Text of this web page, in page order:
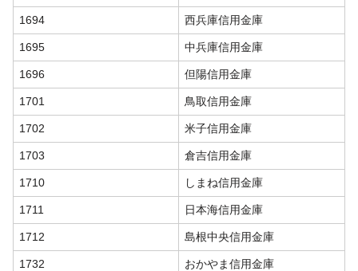
1694 西兵庫信用金庫
1695 中兵庫信用金庫
1696 但陽信用金庫
1701 鳥取信用金庫
1702 米子信用金庫
1703 倉吉信用金庫
1710 しまね信用金庫
1711 日本海信用金庫
1712 島根中央信用金庫
1732 おかやま信用金庫